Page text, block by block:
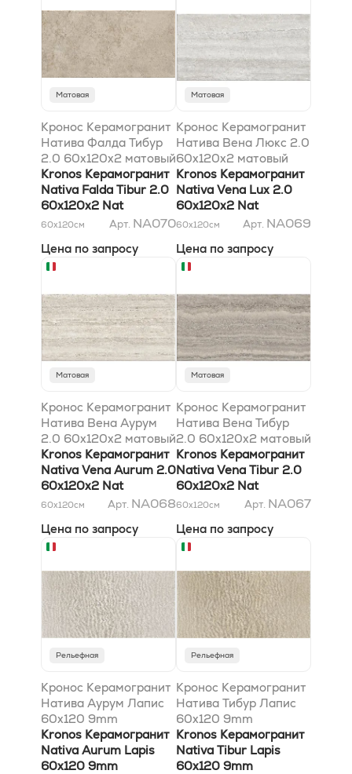
Матовая
Кронос Керамогранит
Натива Фалда Тибур
2.0 60x120х2 матовый
Kronos Керамогранит
Nativa Falda Tibur 2.0
60x120х2 Nat
60x120см Арт. NA070
Цена по запросу
Матовая
Кронос Керамогранит
Натива Вена Люкс 2.0
60x120х2 матовый
Kronos Керамогранит
Nativa Vena Lux 2.0
60x120х2 Nat
60x120см Арт. NA069
Цена по запросу
Матовая
Кронос Керамогранит
Натива Вена Аурум
2.0 60x120х2 матовый
Kronos Керамогранит
Nativa Vena Aurum 2.0
60x120х2 Nat
60x120см Арт. NA068
Цена по запросу
Матовая
Кронос Керамогранит
Натива Вена Тибур
2.0 60x120х2 матовый
Kronos Керамогранит
Nativa Vena Tibur 2.0
60x120х2 Nat
60x120см Арт. NA067
Цена по запросу
Рельефная
Кронос Керамогранит
Натива Аурум Лапис
60x120 9mm
Kronos Керамогранит
Nativa Aurum Lapis
60x120 9mm
Рельефная
Кронос Керамогранит
Натива Тибур Лапис
60x120 9mm
Kronos Керамогранит
Nativa Tibur Lapis
60x120 9mm